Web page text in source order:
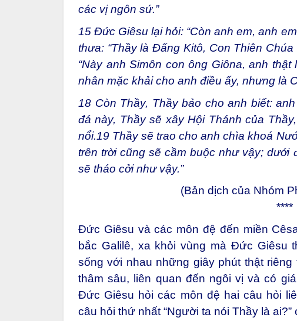
các vị ngôn sứ.”
15 Đức Giêsu lại hỏi: “Còn anh em, anh
thưa: “Thầy là Đấng Kitô, Con Thiên Chúa
“Này anh Simôn con ông Giôna, anh
nhân mặc khải cho anh điều ấy, nhưng là
18 Còn Thầy, Thầy bảo cho anh biết:
đá này, Thầy sẽ xây Hội Thánh của
nổi.19 Thầy sẽ trao cho anh chìa khoá
trên trời cũng sẽ cầm buộc như vậy; dưới
sẽ tháo cởi như vậy.”
(Bản dịch của Nhóm
****
Đức Giêsu và các môn đệ đến miền
bắc Galilê, xa khỏi vùng mà Đức Giêsu
sống với nhau những giây phút thật
thâm sâu, liên quan đến ngôi vị và có
Đức Giêsu hỏi các môn đệ hai câu hỏi
câu hỏi thứ nhất “Người ta nói Thầy là